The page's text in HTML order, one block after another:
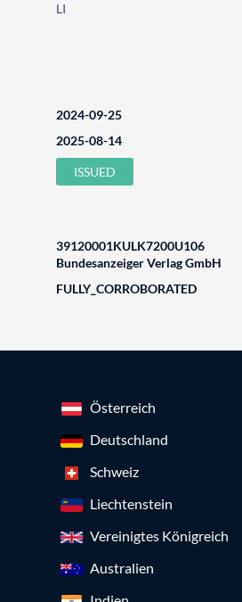
LI
2024-09-25
2025-08-14
ISSUED
39120001KULK7200U106
Bundesanzeiger Verlag GmbH
FULLY_CORROBORATED
Österreich
Deutschland
Schweiz
Liechtenstein
Vereinigtes Königreich
Australien